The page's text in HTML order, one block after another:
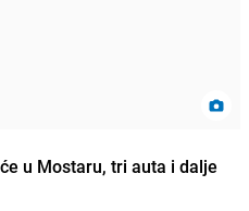
u Mostaru, tri auta i dalje